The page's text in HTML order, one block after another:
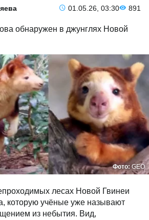
01.05.26, 03:30 891
обнаружен в джунглях Новой
Фото: GEO
лесах Новой Гвинеи
которую учёные уже называют
из небытия. Вид,